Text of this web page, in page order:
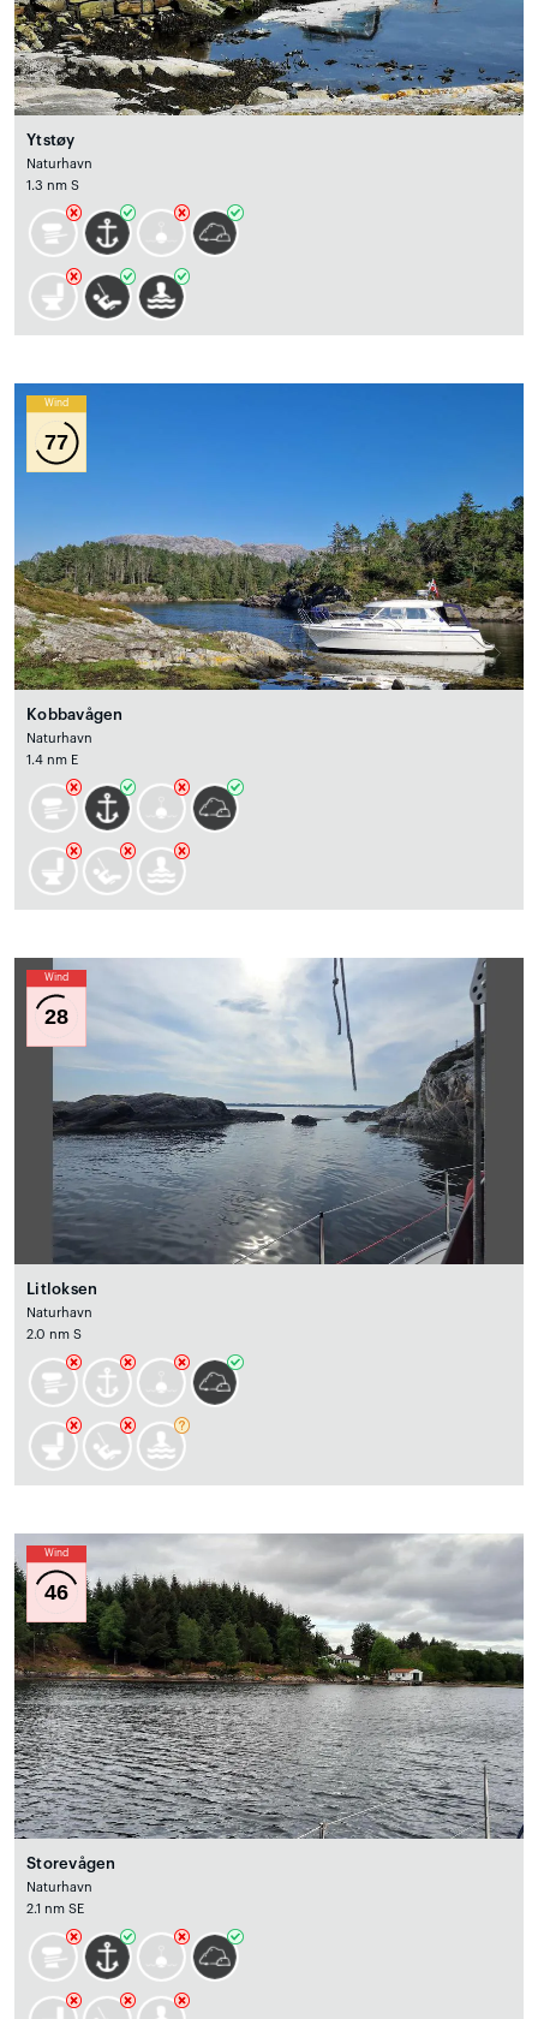
Ytstøy
Naturhavn
1.3 nm S
Wind
77
Kobbavågen
Naturhavn
1.4 nm E
Wind
28
Litloksen
Naturhavn
2.0 nm S
Wind
46
Storevågen
Naturhavn
2.1 nm SE